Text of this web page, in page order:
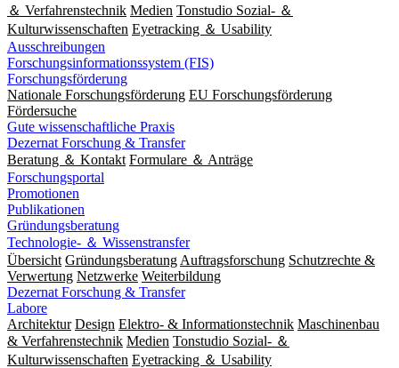
＆ Verfahrenstechnik Medien Tonstudio Sozial- ＆
Kulturwissenschaften Eyetracking ＆ Usability
Ausschreibungen
Forschungsinformationssystem (FIS)
Forschungsförderung
Nationale Forschungsförderung EU Forschungsförderung
Fördersuche
Gute wissenschaftliche Praxis
Dezernat Forschung & Transfer
Beratung ＆ Kontakt Formulare ＆ Anträge
Forschungsportal
Promotionen
Publikationen
Gründungsberatung
Technologie- ＆ Wissenstransfer
Übersicht Gründungsberatung Auftragsforschung Schutzrechte &
Verwertung Netzwerke Weiterbildung
Dezernat Forschung & Transfer
Labore
Architektur Design Elektro- & Informationstechnik Maschinenbau
& Verfahrenstechnik Medien Tonstudio Sozial- ＆
Kulturwissenschaften Eyetracking ＆ Usability